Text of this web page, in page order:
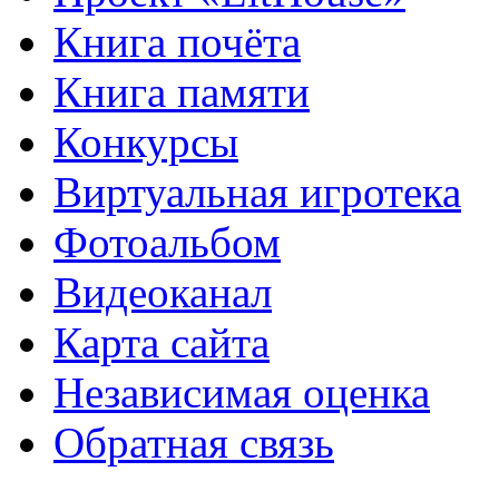
Книга почёта
Книга памяти
Конкурсы
Виртуальная игротека
Фотоальбом
Видеоканал
Карта сайта
Независимая оценка
Обратная связь